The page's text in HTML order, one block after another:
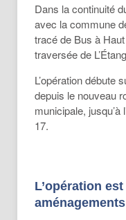
Dans la continuité
avec la commune
tracé de Bus à
traversée de
L’opération débute
depuis le nouveau
municipale,
17.
L’opération